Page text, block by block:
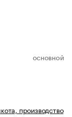
ОСНОВНОЙ
производство